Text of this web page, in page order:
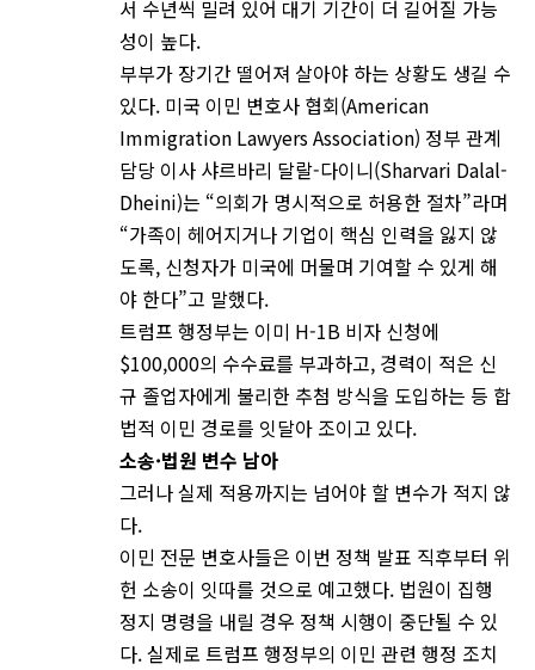
서 수년씩 밀려 있어 대기 기간이 더 길어질 가능
성이 높다.
부부가 장기간 떨어져 살아야 하는 상황도 생길 수
있다. 미국 이민 변호사 협회(American
Immigration Lawyers Association) 정부 관계
담당 이사 샤르바리 달랄-다이니(Sharvari Dalal-
Dheini)는 “의회가 명시적으로 허용한 절차”라며
“가족이 헤어지거나 기업이 핵심 인력을 잃지 않
도록, 신청자가 미국에 머물며 기여할 수 있게 해
야 한다”고 말했다.
트럼프 행정부는 이미 H-1B 비자 신청에
$100,000의 수수료를 부과하고, 경력이 적은 신
규 졸업자에게 불리한 추첨 방식을 도입하는 등 합
법적 이민 경로를 잇달아 조이고 있다.
소송·법원 변수 남아
그러나 실제 적용까지는 넘어야 할 변수가 적지 않
다.
이민 전문 변호사들은 이번 정책 발표 직후부터 위
헌 소송이 잇따를 것으로 예고했다. 법원이 집행
정지 명령을 내릴 경우 정책 시행이 중단될 수 있
다. 실제로 트럼프 행정부의 이민 관련 행정 조치